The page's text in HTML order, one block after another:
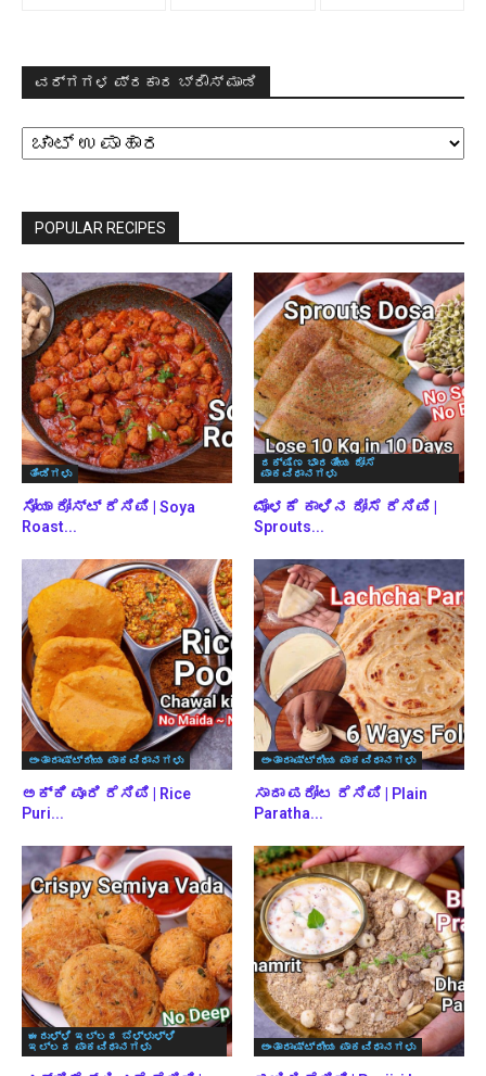
ವರ್ಗಗಳ ಪ್ರಕಾರ ಬ್ರೌಸ್ ಮಾಡಿ
ವರ್ಗಗಳ
ಪ್ರಕಾರ
ಬ್ರೌಸ್
POPULAR RECIPES
ತಿಂಡಿಗಳು
ಸೋಯಾ ರೋಸ್ಟ್ ರೆಸಿಪಿ | Soya
Roast...
ದಕ್ಷಿಣ ಭಾರತೀಯ ದೋಸೆ
ಪಾಕವಿಧಾನಗಳು
ಮೊಳಕೆ ಕಾಳಿನ ದೋಸೆ ರೆಸಿಪಿ |
Sprouts...
ಅಂತಾರಾಷ್ಟ್ರೀಯ ಪಾಕವಿಧಾನಗಳು
ಅಕ್ಕಿ ಪೂರಿ ರೆಸಿಪಿ | Rice
Puri...
ಅಂತಾರಾಷ್ಟ್ರೀಯ ಪಾಕವಿಧಾನಗಳು
ಸಾದಾ ಪರೋಟ ರೆಸಿಪಿ | Plain
Paratha...
ಈರುಳ್ಳಿ ಇಲ್ಲದ ಬೆಳ್ಳುಳ್ಳಿ
ಇಲ್ಲದ ಪಾಕವಿಧಾನಗಳು ಅಂತಾರಾಷ್ಟ್ರೀಯ ಪಾಕವಿಧಾನಗಳು